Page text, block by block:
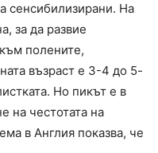
сенсибилизирани. На
за да развие
полените,
възраст е 3-4 до 5-
Но пикът е в
на честотата на
в Англия показва, че